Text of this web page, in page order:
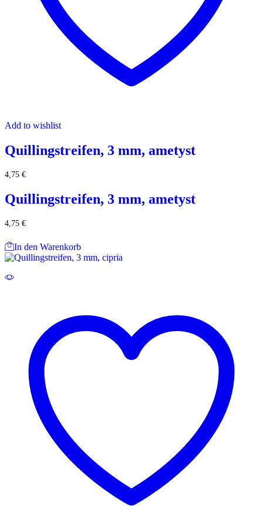
Add to wishlist
Quillingstreifen, 3 mm, ametyst
4,75 €
Quillingstreifen, 3 mm, ametyst
4,75 €
In den Warenkorb